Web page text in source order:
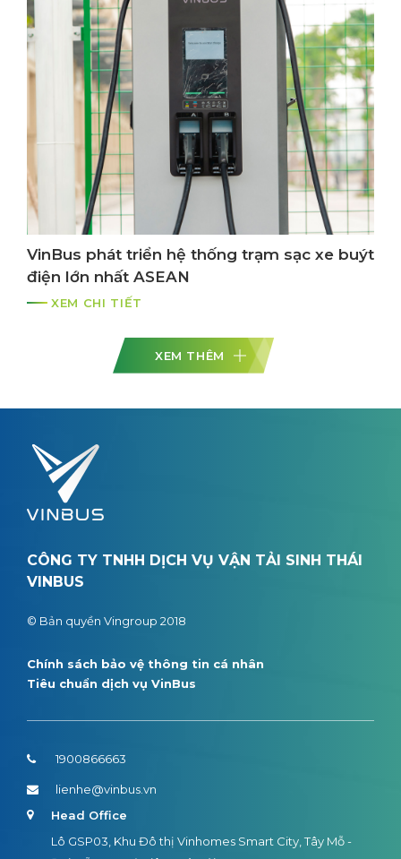
VinBus phát triển hệ thống trạm sạc xe buýt
điện lớn nhất ASEAN
XEM CHI TIẾT
XEM THÊM
CÔNG TY TNHH DỊCH VỤ VẬN TẢI SINH THÁI
VINBUS
© Bản quyền Vingroup 2018
Chính sách bảo vệ thông tin cá nhân
Tiêu chuẩn dịch vụ VinBus
1900866663
lienhe@vinbus.vn
Head Office
Lô GSP03, Khu Đô thị Vinhomes Smart City, Tây Mỗ -